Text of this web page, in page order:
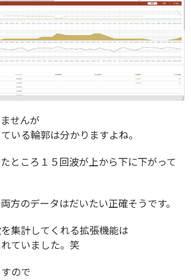
せんが
いる輪郭は分かりますよね。
ところ１５回波が上から下に下がって
方のデータはだいたい正確そうです。
集計してくれる拡張機能は
ていました。笑
ので